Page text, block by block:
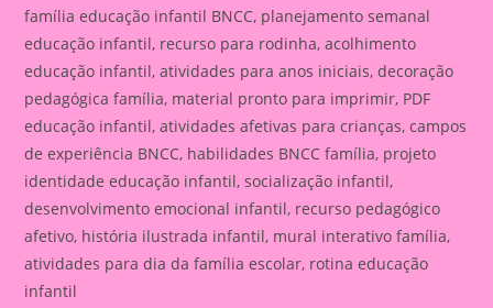
família educação infantil BNCC, planejamento semanal
educação infantil, recurso para rodinha, acolhimento
educação infantil, atividades para anos iniciais, decoração
pedagógica família, material pronto para imprimir, PDF
educação infantil, atividades afetivas para crianças, campos
de experiência BNCC, habilidades BNCC família, projeto
identidade educação infantil, socialização infantil,
desenvolvimento emocional infantil, recurso pedagógico
afetivo, história ilustrada infantil, mural interativo família,
atividades para dia da família escolar, rotina educação
infantil